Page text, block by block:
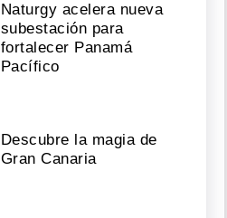
Naturgy acelera nueva
subestación para
fortalecer Panamá
Pacífico
Descubre la magia de
Gran Canaria